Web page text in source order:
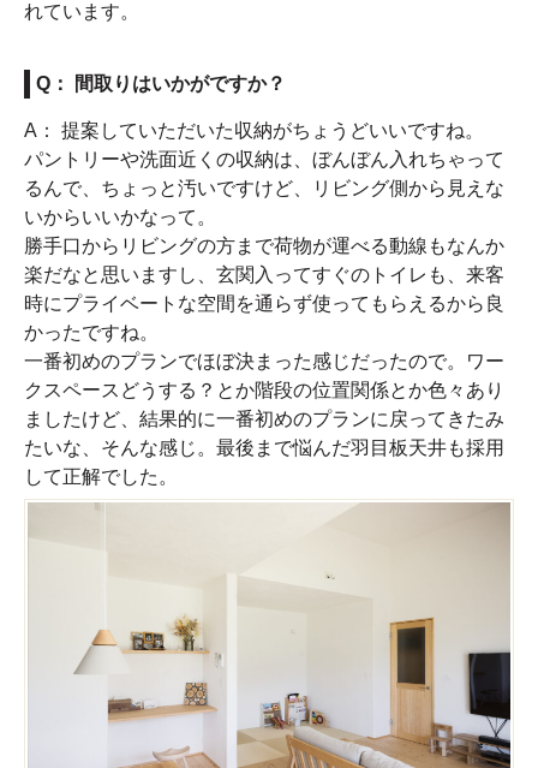
れています。
Q： 間取りはいかがですか？
A： 提案していただいた収納がちょうどいいですね。
パントリーや洗面近くの収納は、ぼんぼん入れちゃって
るんで、ちょっと汚いですけど、リビング側から見えな
いからいいかなって。
勝手口からリビングの方まで荷物が運べる動線もなんか
楽だなと思いますし、玄関入ってすぐのトイレも、来客
時にプライベートな空間を通らず使ってもらえるから良
かったですね。
一番初めのプランでほぼ決まった感じだったので。ワー
クスペースどうする？とか階段の位置関係とか色々あり
ましたけど、結果的に一番初めのプランに戻ってきたみ
たいな、そんな感じ。最後まで悩んだ羽目板天井も採用
して正解でした。